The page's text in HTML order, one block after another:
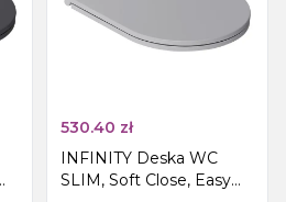
530.40 zł
INFINITY Deska WC
SLIM, Soft Close, Easy